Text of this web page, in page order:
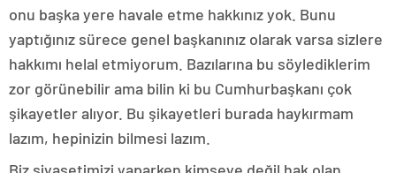
onu başka yere havale etme hakkınız yok. Bunu
yaptığınız sürece genel başkanınız olarak varsa sizlere
hakkımı helal etmiyorum. Bazılarına bu söylediklerim
zor görünebilir ama bilin ki bu Cumhurbaşkanı çok
şikayetler alıyor. Bu şikayetleri burada haykırmam
lazım, hepinizin bilmesi lazım.
Biz siyasetimizi yaparken kimseye değil hak olan